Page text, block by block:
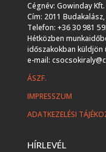
Cégnév: Gowinday Kft.
Cím: 2011
Telefon: +36 30 981
Hétközben
időszakokban küldjön
e-mail:
ÁSZF.
IMPRESSZUM
ADATKEZELÉSI
HÍRLEVÉL